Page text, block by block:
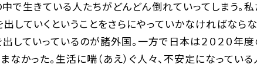
で生きている人たちがどんどん倒れていってしまう。
ていくということをさらにやっていかなければなら
ていっているのが諸外国。一方で日本は２０２０年
かった。生活に喘（あえ）ぐ人々、不安定になっている